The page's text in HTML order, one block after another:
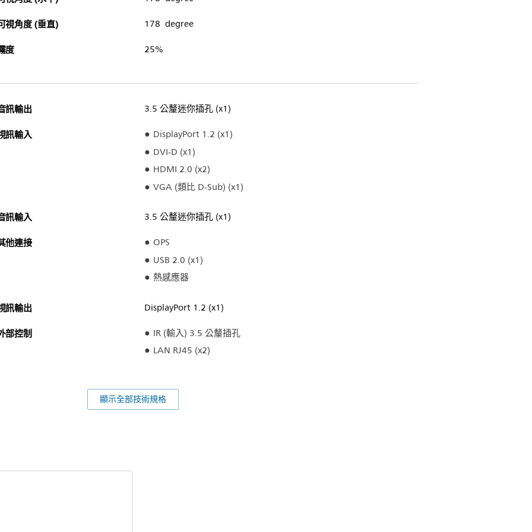
視角度 (垂直) 178 degree
度 25%
訊輸出 3.5 公釐迷你插孔 (x1)
訊輸入
DisplayPort 1.2 (x1)
DVI-D (x1)
HDMI 2.0 (x2)
VGA (類比 D-Sub) (x1)
訊輸入 3.5 公釐迷你插孔 (x1)
他連接
OPS
USB 2.0 (x1)
熱感應器
訊輸出 DisplayPort 1.2 (x1)
部控制
IR (輸入) 3.5 公釐插孔
LAN RJ45 (x2)
顯示全部技術規格